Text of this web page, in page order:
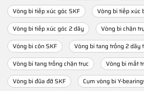
Vòng bi tiếp xúc góc SKF
Vòng bi tiếp xúc
Vòng bi tiếp xúc góc 2 dãy
Vòng bi chặn
Vòng bi côn SKF
Vòng bi tang trống 2 dãy
Vòng bi tang trống chặn trục
Vòng bi mắt
Vòng bi đũa đỡ SKF
Cụm vòng bi Y-